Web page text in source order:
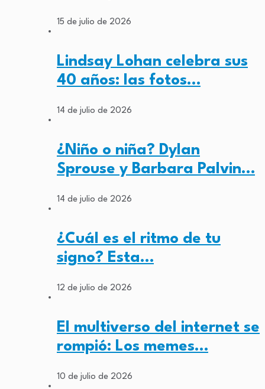
15 de julio de 2026
Lindsay Lohan celebra sus
40 años: las fotos…
14 de julio de 2026
¿Niño o niña? Dylan
Sprouse y Barbara Palvin…
14 de julio de 2026
¿Cuál es el ritmo de tu
signo? Esta…
12 de julio de 2026
El multiverso del internet se
rompió: Los memes…
10 de julio de 2026